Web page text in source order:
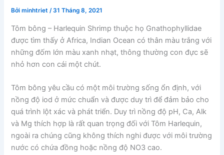
Bởiminhtriet/31 Tháng 8, 2021
Tôm bông – Harlequin Shrimp thuộc họ Gnathophyllidae
được tìm thấy ởAfrica, Indian Ocean có thân màu trắng với
những đốm lớn màu xanh nhạt, thông thường con đực sẽ
nhỏ hơn con cái một chút.
Tôm bông yêu cầu có một môi trường sống ổn định, với
nồng độ iod ở mức chuẩn và được duy trì để đảm bảo cho
quá trình lột xác và phát triển. Duy trì nồng độ pH, Ca, Alk
và Mg thích hợp là rất quan trọng đối với Tôm Harlequin,
ngoài ra chúng cũng không thích nghi được với môi trường
nước có chứa đồng hoặc nồng độ NO3 cao.